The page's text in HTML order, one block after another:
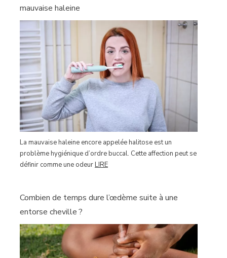
mauvaise haleine
La mauvaise haleine encore appelée halitose est un
problème hygiénique d’ordre buccal. Cette affection peut se
définir comme une odeurLIRE
Combien de temps dure l’œdème suite à une
entorse cheville ?